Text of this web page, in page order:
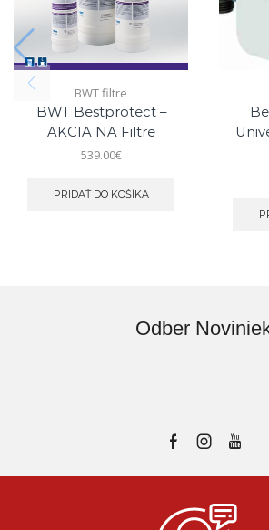
BWT filtre
BWT Bestprotect –
AKCIA NA Filtre
539.00€
PRIDAŤ DO KOŠÍKA
Odber